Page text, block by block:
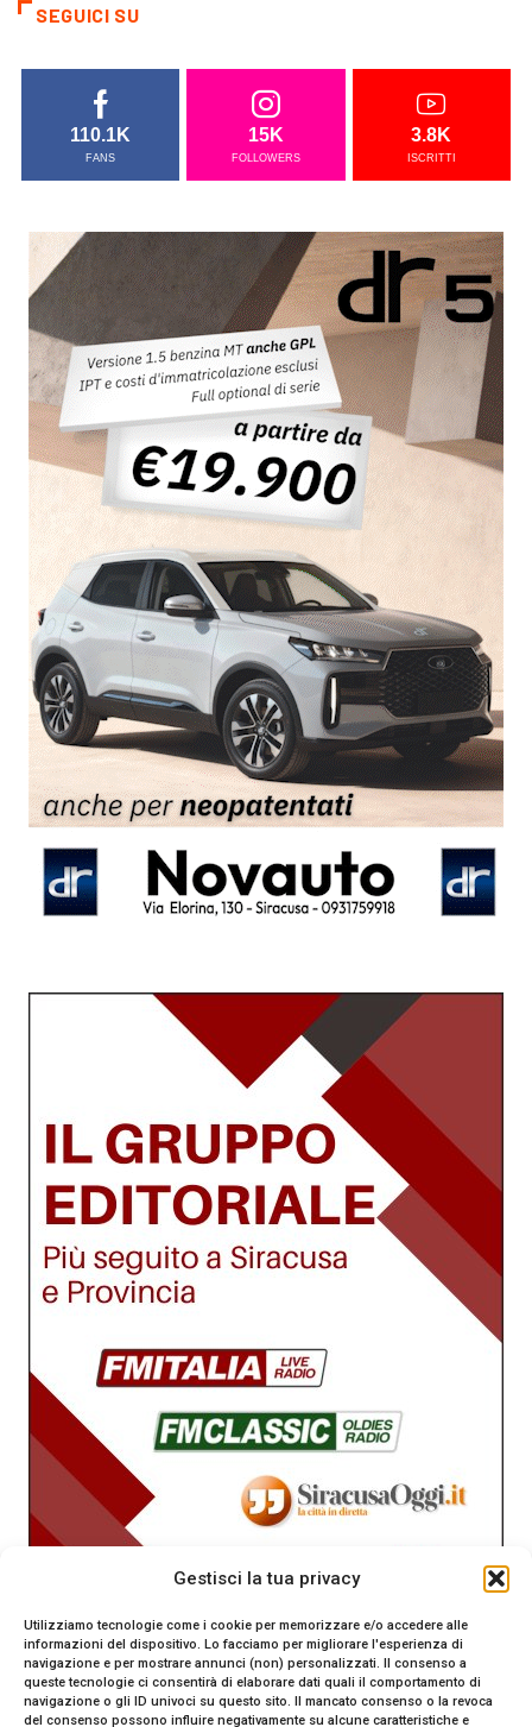
Gestisci la tua privacy
Utilizziamo tecnologie come i cookie per memorizzare e/o accedere alle
informazioni del dispositivo. Lo facciamo per migliorare l'esperienza di
navigazione e per mostrare annunci (non) personalizzati. Il consenso a
queste tecnologie ci consentirà di elaborare dati quali il comportamento di
navigazione o gli ID univoci su questo sito. Il mancato consenso o la revoca
del consenso possono influire negativamente su alcune caratteristiche e
SEGUICI SU
110.1K
FANS
15K
FOLLOWERS
3.8K
ISCRITTI